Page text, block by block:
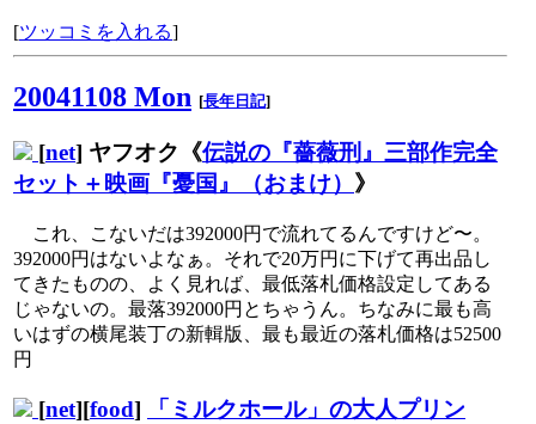
[ツッコミを入れる]
20041108 Mon [長年日記]
[net] ヤフオク《伝説の『薔薇刑』三部作完全
セット＋映画『憂国』（おまけ） 》
これ、こないだは392000円で流れてるんですけど〜。
392000円はないよなぁ。それで20万円に下げて再出品し
てきたものの、よく見れば、最低落札価格設定してある
じゃないの。最落392000円とちゃうん。ちなみに最も高
いはずの横尾装丁の新輯版、最も最近の落札価格は52500
円
[net][food] 「ミルクホール」の大人プリン